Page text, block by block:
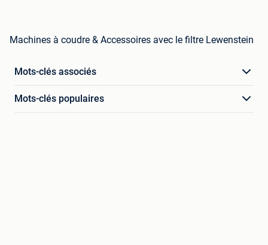
Machines à coudre & Accessoires avec le filtre Lewenstein
Mots-clés associés
Mots-clés populaires